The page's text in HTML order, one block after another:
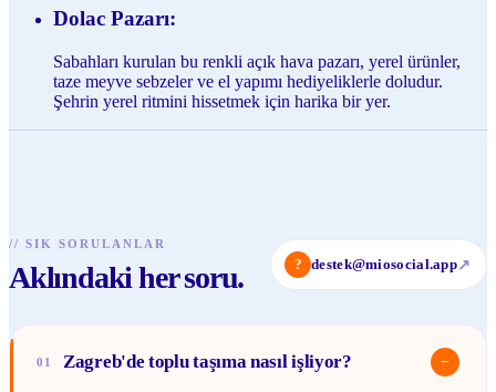
Dolac Pazarı:
Sabahları kurulan bu renkli açık hava pazarı, yerel ürünler,
taze meyve sebzeler ve el yapımı hediyeliklerle doludur.
Şehrin yerel ritmini hissetmek için harika bir yer.
// SIK SORULANLAR
Aklındaki her soru. ? destek@miosocial.app↗
01 Zagreb'de toplu taşıma nasıl işliyor? −